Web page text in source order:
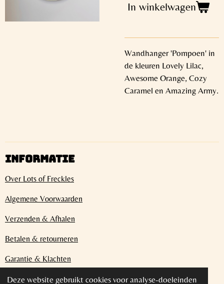
Deze website gebruikt cookies voor analyse-doeleinden
In winkelwagen
Wandhanger 'Pompoen' in
de kleuren Lovely Lilac,
Awesome Orange, Cozy
Caramel en Amazing Army.
INFORMATIE
Over Lots of Freckles
Algemene Voorwaarden
Verzenden & Afhalen
Betalen & retourneren
Garantie & Klachten
Privacybeleid